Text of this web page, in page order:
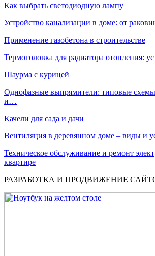
Как выбрать светодиодную лампу
Устройство канализации в доме: от
Применение газобетона в строительстве
Термоголовка для радиатора отопления:
Шаурма с курицей
Однофазные выпрямители: типовые
и…
Качели для сада и дачи
Вентиляция в деревянном доме – виды и
Техническое обслуживание и ремонт
квартире
РАЗРАБОТКА И ПРОДВИЖЕНИЕ